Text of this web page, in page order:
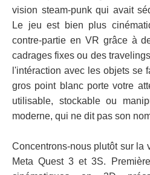
vision steam-punk qui avait
Le jeu est bien plus
contre-partie en VR grâce à
cadrages fixes ou des
l'intéraction avec les objets se
gros point blanc porte votre
utilisable, stockable ou
moderne, qui ne dit pas son
Concentrons-nous plutôt sur la
Meta Quest 3 et 3S.